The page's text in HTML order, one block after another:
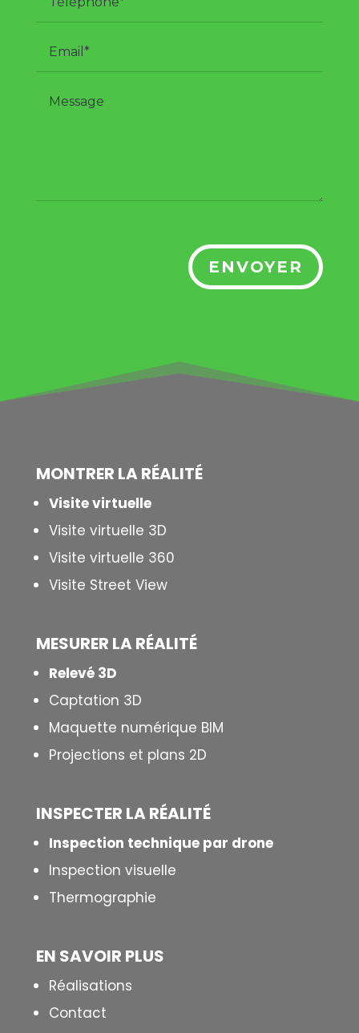
ENVOYER
MONTRER LARÉALITÉ
Visite virtuelle
Visite virtuelle 3D
Visite virtuelle 360
Visite Street View
MESURER LARÉALITÉ
Relevé 3D
Captation 3D
Maquette numérique BIM
Projections et plans 2D
INSPECTER LA RÉALITÉ
Inspection technique par drone
Inspection visuelle
Thermographie
EN SAVOIR PLUS
Réalisations
Contact